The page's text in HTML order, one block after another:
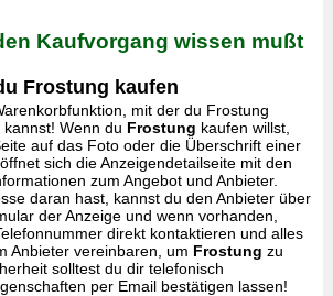
Kaufvorgang wissen mußt
Frostung kaufen
mit der du Frostung
Wenn du Frostung kaufen willst,
auf das Foto oder die Überschrift einer
sich die Anzeigendetailseite mit den
zum Angebot und Anbieter.
daran hast, kannst du den Anbieter über
der Anzeige und wenn vorhanden,
direkt kontaktieren und alles
Anbieter vereinbaren, um Frostung zu
solltest du dir telefonisch
per Email bestätigen lassen!